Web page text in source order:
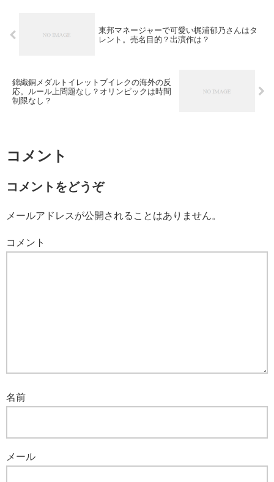
東邦マネージャーで可愛い梶浦郁乃さんはタ
レント。売名目的？出演作は？
錦織銅メダルトイレットブイレクの海外の反
応。ルール上問題なし？オリンピックは時間
制限なし？
コメント
コメントをどうぞ
メールアドレスが公開されることはありません。
コメント
名前
メール